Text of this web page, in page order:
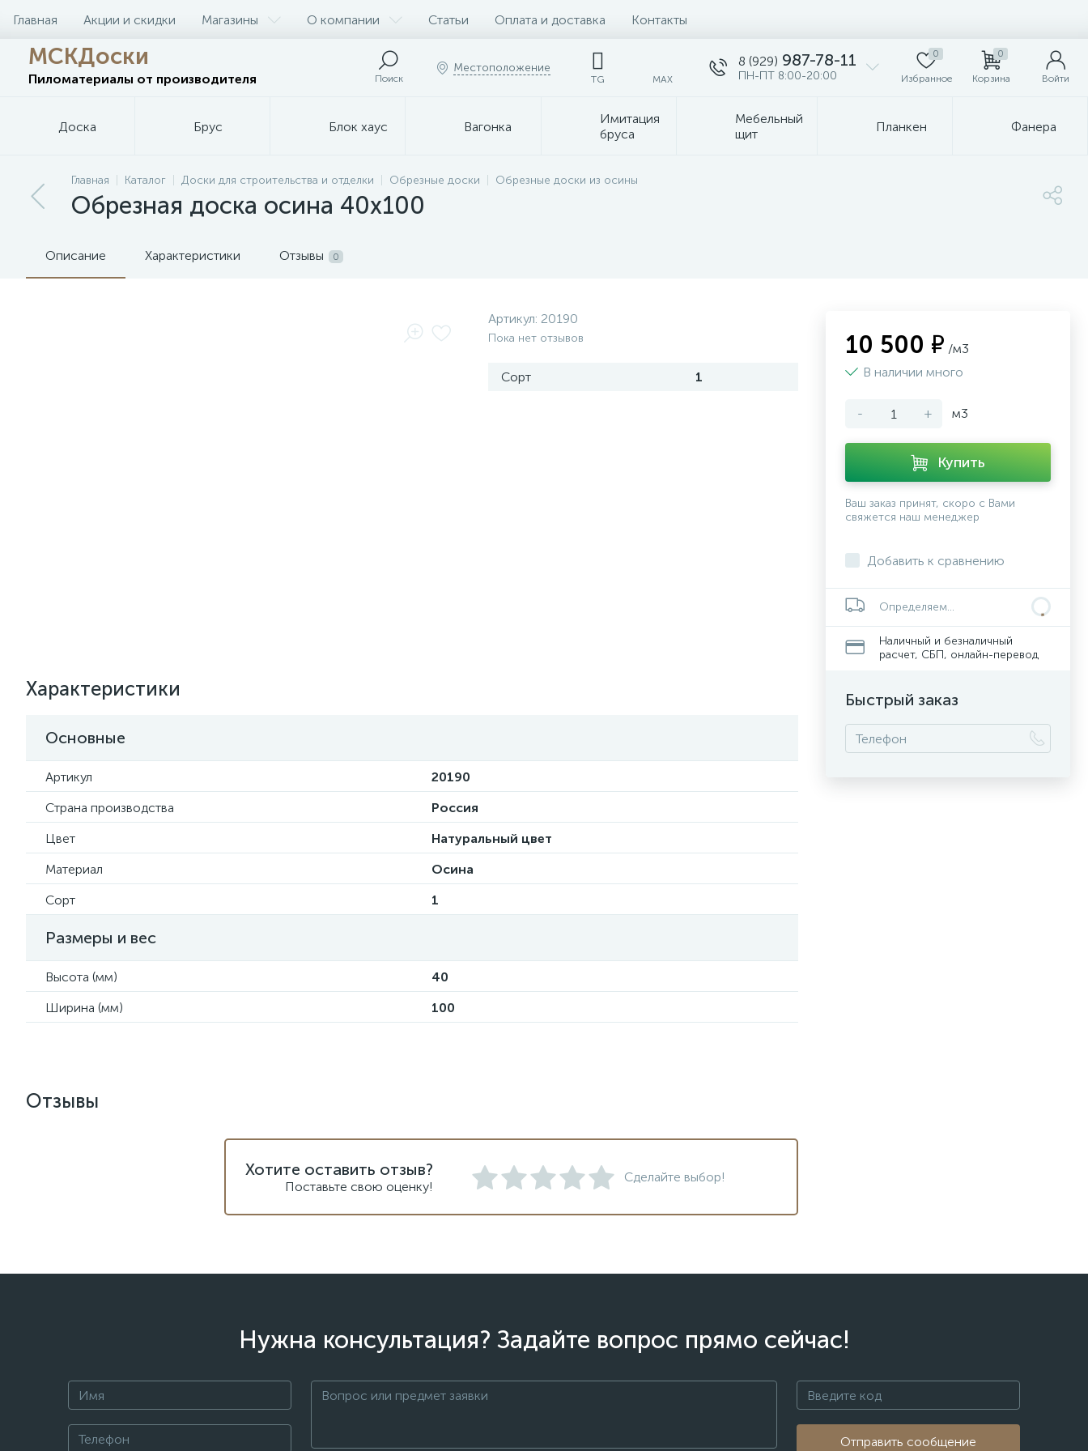
Главная Акции и скидки Магазины О компании Статьи Оплата и доставка Контакты
МСКДоски
Пиломатериалы от производителя Поиск
Местоположение
TG MAX
8 (929) 987-78-11
ПН-ПТ 8:00-20:00
0
Избранное
0
Корзина Войти
Доска Брус Блок хаус Вагонка
Имитация
бруса
Мебельный
щит
Планкен Фанера
Главная Каталог Доски для строительства и отделки Обрезные доски Обрезные доски из осины
Обрезная доска осина 40х100
Описание Характеристики Отзывы 0
Артикул: 20190
Пока нет отзывов
Сорт 1
Характеристики
Основные
Артикул
20190
Страна производства
Россия
Цвет
Натуральный цвет
Материал
Осина
Сорт
1
Размеры и вес
Высота (мм)
40
Ширина (мм)
100
10 500 ₽ /м3
В наличии много
- + м3
Купить
Ваш заказ принят, скоро с Вами
свяжется наш менеджер
Добавить к сравнению
Определяем...
Наличный и безналичный
расчет, СБП, онлайн-перевод
Быстрый заказ
Отзывы
Хотите оставить отзыв?
Поставьте свою оценку!
Сделайте выбор!
Нужна консультация? Задайте вопрос прямо сейчас!
Отправить сообщение